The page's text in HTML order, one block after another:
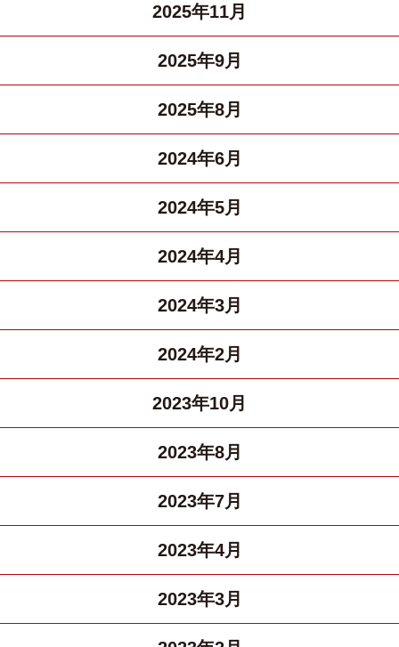
2025年11月
2025年9月
2025年8月
2024年6月
2024年5月
2024年4月
2024年3月
2024年2月
2023年10月
2023年8月
2023年7月
2023年4月
2023年3月